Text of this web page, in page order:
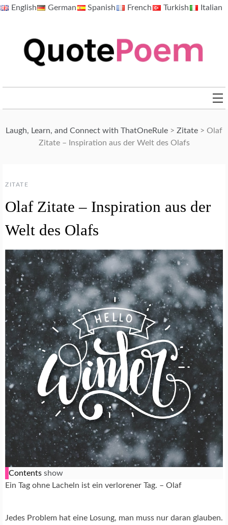
SkipEnglish German Spanish French Turkish Italian
Laugh, Learn, and Connect with ThatOneRule > Zitate > Olaf
Zitate – Inspiration aus der Welt des Olafs
ZITATE
Olaf Zitate – Inspiration aus der
Welt des Olafs
Contents show
Ein Tag ohne Lacheln ist ein verlorener Tag. – Olaf
Jedes Problem hat eine Losung, man muss nur daran glauben.